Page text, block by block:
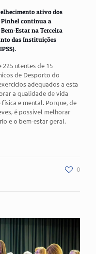
ativo dos
Pinhel continua a
Estar na Terceira
das Instituições
225 utentes de 15
de Desporto do
adequados a esta
a qualidade de vida
e mental. Porque, de
é possível melhorar
e o bem-estar geral.
0